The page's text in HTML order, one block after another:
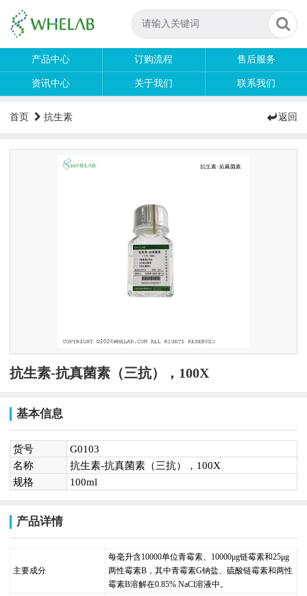
产品中心 订购流程 售后服务
资讯中心 关于我们 联系我们
首页 抗生素 返回
抗生素-抗真菌素（三抗），100X
基本信息
货号
G0103
名称
抗生素-抗真菌素（三抗），100X
规格
100ml
产品详情
主要成分
每毫升含10000单位青霉素、10000μg链霉素和25μg
两性霉素B，其中青霉素G钠盐、硫酸链霉素和两性
霉素B溶解在0.85% NaCl溶液中。